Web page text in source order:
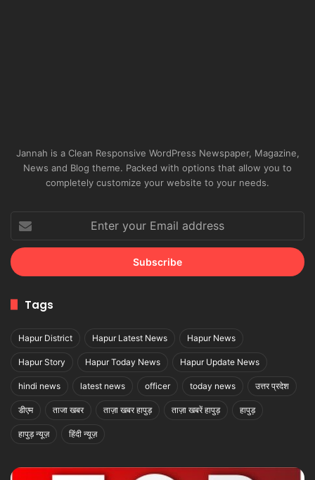
Jannah is a Clean Responsive WordPress Newspaper, Magazine,
News and Blog theme. Packed with options that allow you to
completely customize your website to your needs.
your
Email
address
Tags
Hapur District Hapur Latest News Hapur News
Hapur Story Hapur Today News Hapur Update News
hindi news latest news officer today news उत्तर प्रदेश
डीएम ताजा खबर ताज़ा खबर हापुड़ ताज़ा खबरें हापुड़ हापुड़
हापुड़ न्यूज़ हिंदी न्यूज़